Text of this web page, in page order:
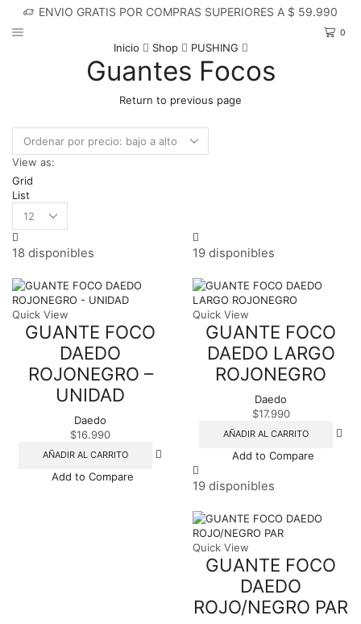
ENVIO GRATIS POR COMPRAS SUPERIORES A $ 59.990
0
Inicio Shop PUSHING
Guantes Focos
Return to previous page
View as:
Grid
List
Products
per
page
18 disponibles
Quick View
GUANTE FOCO
DAEDO
ROJONEGRO –
UNIDAD
Daedo
$16.990
AÑADIR AL CARRITO
Add to Compare
19 disponibles
Quick View
GUANTE FOCO
DAEDO LARGO
ROJONEGRO
Daedo
$17.990
AÑADIR AL CARRITO
Add to Compare
19 disponibles
Quick View
GUANTE FOCO
DAEDO
ROJO/NEGRO PAR